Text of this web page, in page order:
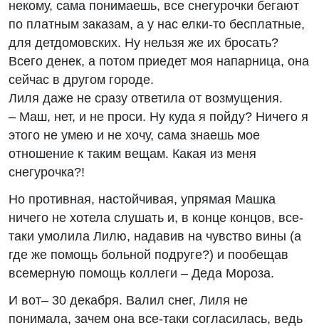
некому, сама понимаешь, все снегурочки бегают
по платным заказам, а у нас елки-то бесплатные,
для детдомовских. Ну нельзя же их бросать?
Всего денек, а потом приедет моя напарница, она
сейчас в другом городе.
Лиля даже не сразу ответила от возмущения.
– Маш, нет, и не проси. Ну куда я пойду? Ничего я
этого не умею и не хочу, сама знаешь мое
отношение к таким вещам. Какая из меня
снегурочка?!
Но противная, настойчивая, упрямая Машка
ничего не хотела слушать и, в конце концов, все-
таки умолила Лилю, надавив на чувство вины (а
где же помощь больной подруге?) и пообещав
всемерную помощь коллеги – Деда Мороза.
И вот– 30 декабря. Валил снег, Лиля не
понимала, зачем она все-таки согласилась, ведь